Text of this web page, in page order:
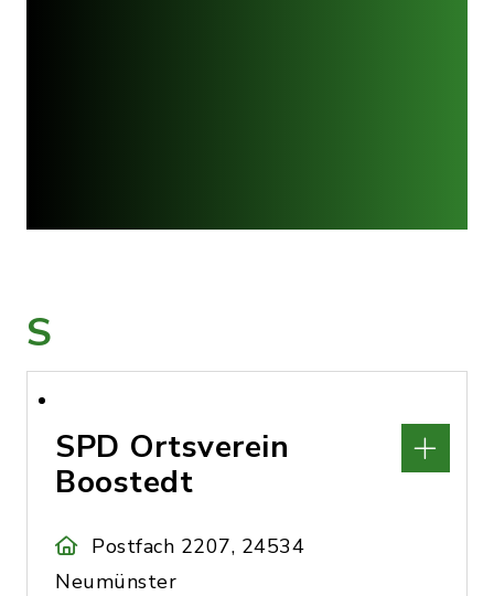
S
SPD Ortsverein
Boostedt
Postfach 2207, 24534
Neumünster